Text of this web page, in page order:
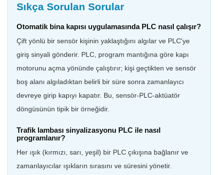
Sıkça Sorulan Sorular
Otomatik bina kapısı uygulamasında PLC nasıl çalışır?
Çift yönlü bir sensör kişinin yaklaştığını algılar ve PLC'ye
giriş sinyali gönderir. PLC, program mantığına göre kapı
motorunu açma yönünde çalıştırır; kişi geçtikten ve sensör
boş alanı algıladıktan belirli bir süre sonra zamanlayıcı
devreye girip kapıyı kapatır. Bu, sensör-PLC-aktüatör
döngüsünün tipik bir örneğidir.
Trafik lambası sinyalizasyonu PLC ile nasıl
programlanır?
Her ışık (kırmızı, sarı, yeşil) bir PLC çıkışına bağlanır ve
zamanlayıcılar ışıkların sırasını ve süresini yönetir.